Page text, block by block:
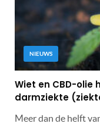
NIEUWS
Wiet en CBD-
darmziekte
Meer dan de helft